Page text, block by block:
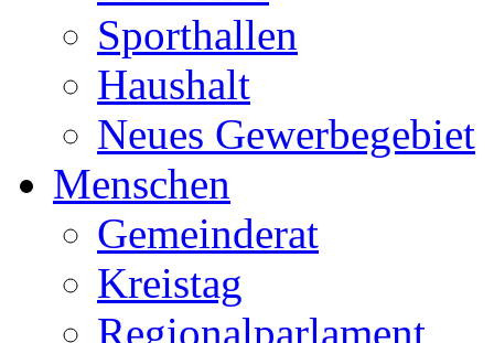
Sporthallen
Haushalt
Neues Gewerbegebiet
Menschen
Gemeinderat
Kreistag
Regionalparlament